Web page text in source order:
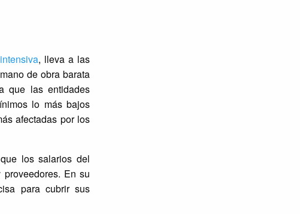
, lleva a las
de obra barata
que las entidades
lo más bajos
afectadas por los
los salarios del
En su
para cubrir sus